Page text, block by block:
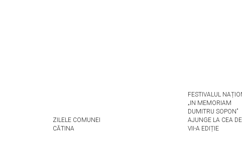
ZILELE COMUNEI
CĂTINA
FESTIVALUL
„IN MEMORIAM
DUMITRU SOPON”
AJUNGE LA CEA
VII-A EDIȚIE